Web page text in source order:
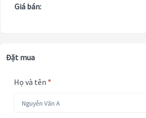
Giá bán:
Đặt mua
Họ và tên *